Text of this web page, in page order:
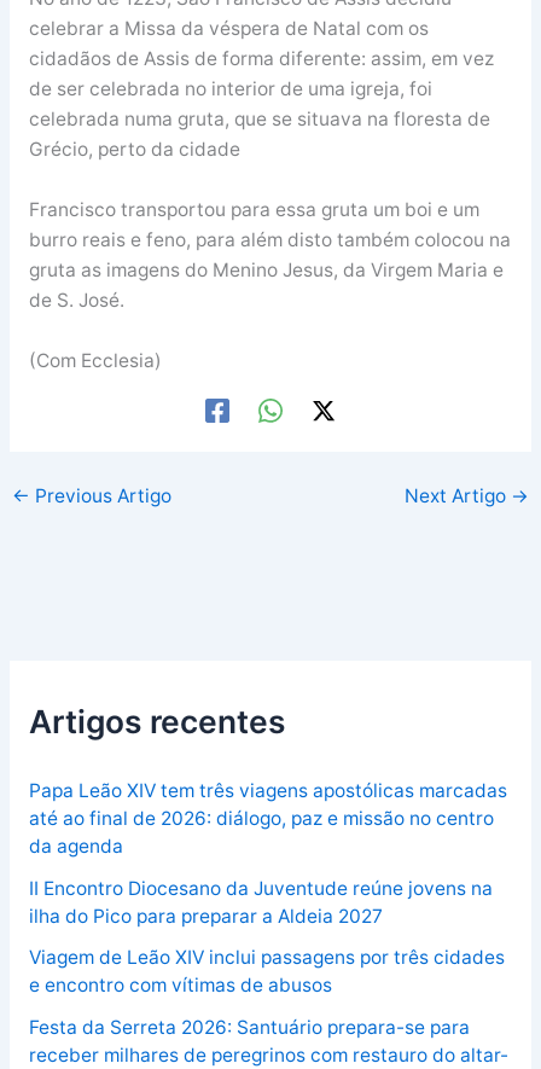
celebrar a Missa da véspera de Natal com os
cidadãos de Assis de forma diferente: assim, em vez
de ser celebrada no interior de uma igreja, foi
celebrada numa gruta, que se situava na floresta de
Grécio, perto da cidade
Francisco transportou para essa gruta um boi e um
burro reais e feno, para além disto também colocou na
gruta as imagens do Menino Jesus, da Virgem Maria e
de S. José.
(Com Ecclesia)
← Previous Artigo Next Artigo →
Artigos recentes
Papa Leão XIV tem três viagens apostólicas marcadas
até ao final de 2026: diálogo, paz e missão no centro
da agenda
II Encontro Diocesano da Juventude reúne jovens na
ilha do Pico para preparar a Aldeia 2027
Viagem de Leão XIV inclui passagens por três cidades
e encontro com vítimas de abusos
Festa da Serreta 2026: Santuário prepara-se para
receber milhares de peregrinos com restauro do altar-